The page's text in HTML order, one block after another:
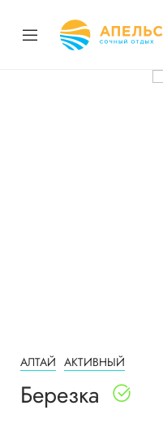
АЛТАЙ АКТИВНЫЙ
Березка